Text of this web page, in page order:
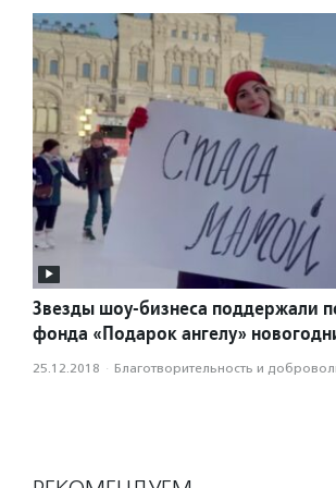
Звезды шоу-бизнеса поддержали
фонда «Подарок ангелу»
25.12.2018 · Благотвори­тель­ность и